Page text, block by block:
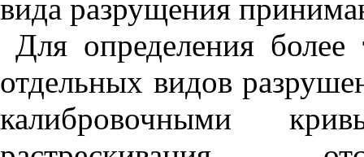
вида разрущения
Для определения
отдельных видов
калибровочными